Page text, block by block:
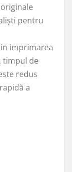
pentru
imprimarea
timpul de
redus
a